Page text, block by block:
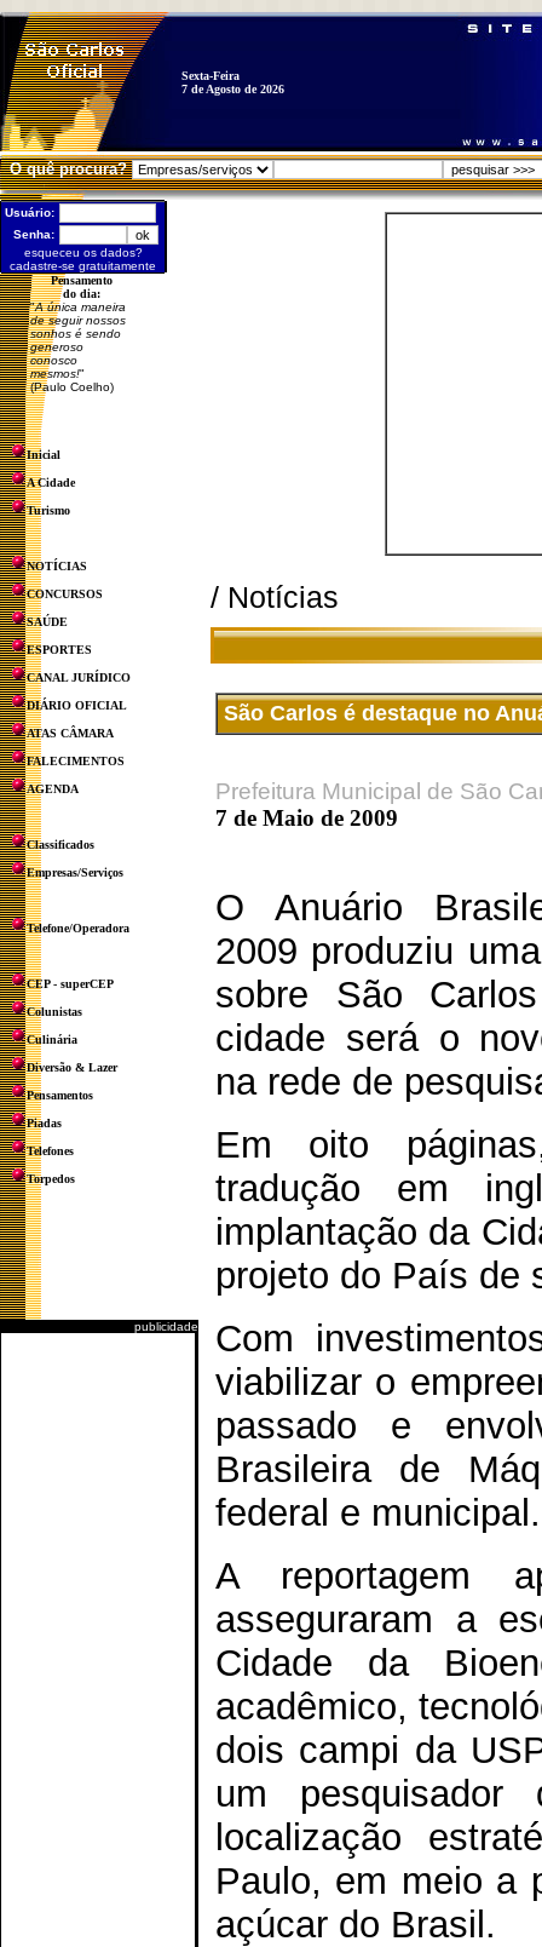
Sexta-Feira
7 de Agosto de 2026
O quê procura?
Usuário:
Senha:
esqueceu os dados?
cadastre-se gratuitamente
Pensamento
do dia:
"A única maneira
de seguir nossos
sonhos é sendo
generoso
conosco
mesmos!"
(Paulo Coelho)
Inicial
A Cidade
Turismo
NOTÍCIAS
CONCURSOS
SAÚDE
ESPORTES
CANAL JURÍDICO
DIÁRIO OFICIAL
ATAS CÂMARA
FALECIMENTOS
AGENDA
Classificados
Empresas/Serviços
Telefone/Operadora
CEP - superCEP
Colunistas
Culinária
Diversão & Lazer
Pensamentos
Piadas
Telefones
Torpedos
publicidade
/ Notícias
São Carlos é destaque no
Prefeitura Municipal de São
7 de Maio de 2009
O Anuário
2009 produziu
sobre São
cidade será o
na rede de
Em oito
tradução em
implantação da
projeto do País de
Com
viabilizar o
passado e
Brasileira de
federal e municipal.
A reportagem
asseguraram a
Cidade da
acadêmico,
dois campi da
um pesquisador
localização
Paulo, em meio a
açúcar do Brasil.